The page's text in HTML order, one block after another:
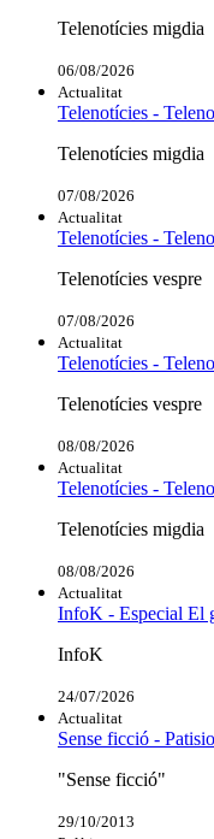
Telenotícies migdia
06/08/2026
Actualitat
Telenotícies -
Telenotícies migdia
07/08/2026
Actualitat
Telenotícies -
Telenotícies vespre
07/08/2026
Actualitat
Telenotícies -
Telenotícies vespre
08/08/2026
Actualitat
Telenotícies -
Telenotícies migdia
08/08/2026
Actualitat
InfoK - Especial El
InfoK
24/07/2026
Actualitat
Sense ficció -
"Sense ficció"
29/10/2013